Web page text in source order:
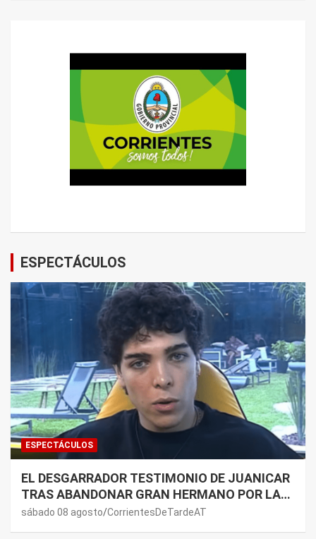
ESPECTÁCULOS
ESPECTÁCULOS
EL DESGARRADOR TESTIMONIO DE JUANICAR
TRAS ABANDONAR GRAN HERMANO POR LA
SALUD DE SU MAMÁ.
sábado 08 agosto CorrientesDeTardeAT